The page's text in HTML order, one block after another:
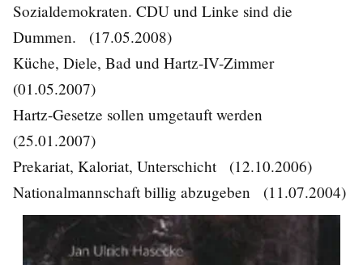
Sozialdemokraten. CDU und Linke sind die
Dummen.
(17.05.2008)
Küche, Diele, Bad und Hartz-IV-Zimmer
(01.05.2007)
Hartz-Gesetze sollen umgetauft werden
(25.01.2007)
Prekariat, Kaloriat, Unterschicht
(12.10.2006)
Nationalmannschaft billig abzugeben
(11.07.2004)